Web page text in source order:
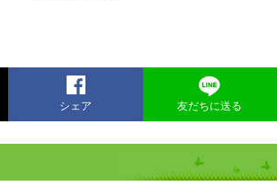
シェア 友だちに送る